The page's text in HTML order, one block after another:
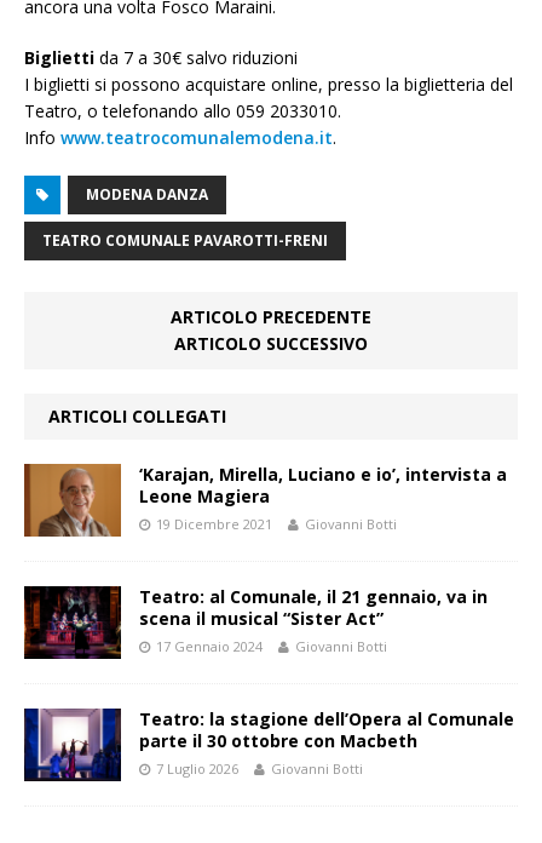
ancora una volta Fosco Maraini.
Biglietti da 7 a 30€ salvo riduzioni
I biglietti si possono acquistare online, presso la biglietteria del
Teatro, o telefonando allo 059 2033010.
Info www.teatrocomunalemodena.it.
MODENA DANZA
TEATRO COMUNALE PAVAROTTI-FRENI
ARTICOLO PRECEDENTE
ARTICOLO SUCCESSIVO
ARTICOLI COLLEGATI
‘Karajan, Mirella, Luciano e io’, intervista a
Leone Magiera
19 Dicembre 2021 Giovanni Botti
Teatro: al Comunale, il 21 gennaio, va in
scena il musical “Sister Act”
17 Gennaio 2024 Giovanni Botti
Teatro: la stagione dell’Opera al Comunale
parte il 30 ottobre con Macbeth
7 Luglio 2026 Giovanni Botti